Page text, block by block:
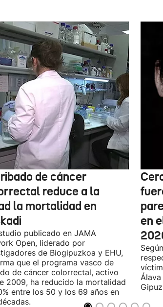
de cáncer
reduce a la
la mortalidad en
publicado en JAMA
Open, liderado por
de Biogipuzkoa y EHU,
que el programa vasco de
de cáncer colorrectal, activo
2009, ha reducido la mortalidad
entre los 50 y los 69 años en
en
Álava